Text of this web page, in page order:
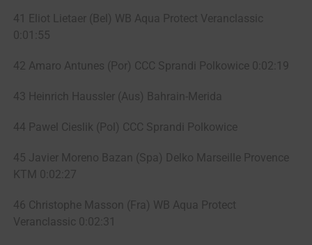
41 Eliot Lietaer (Bel) WB Aqua Protect Veranclassic
0:01:55
42 Amaro Antunes (Por) CCC Sprandi Polkowice 0:02:19
43 Heinrich Haussler (Aus) Bahrain-Merida
44 Pawel Cieslik (Pol) CCC Sprandi Polkowice
45 Javier Moreno Bazan (Spa) Delko Marseille Provence
KTM 0:02:27
46 Christophe Masson (Fra) WB Aqua Protect
Veranclassic 0:02:31